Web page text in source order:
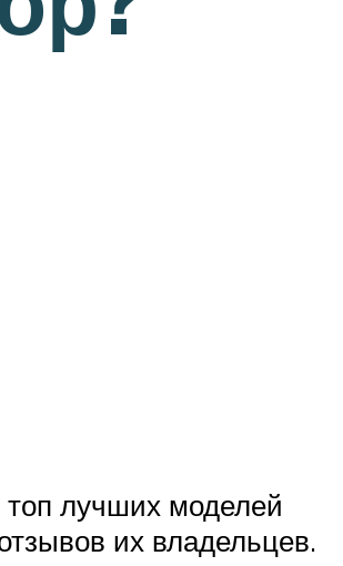
топ лучших моделей
их владельцев.